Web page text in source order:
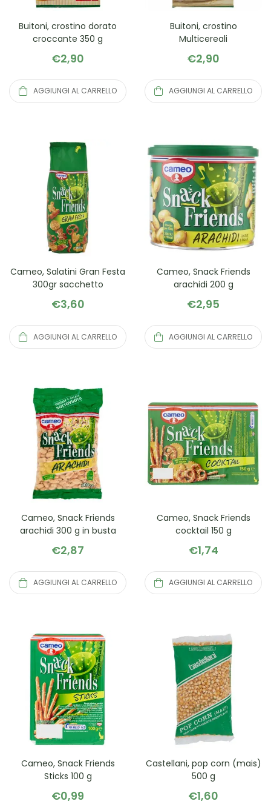
Buitoni, crostino dorato
croccante 350 g
€2,90
AGGIUNGI AL CARRELLO
Buitoni, crostino
Multicereali
€2,90
AGGIUNGI AL CARRELLO
Cameo, Salatini Gran Festa
300gr sacchetto
€3,60
AGGIUNGI AL CARRELLO
Cameo, Snack Friends
arachidi 200 g
€2,95
AGGIUNGI AL CARRELLO
Cameo, Snack Friends
arachidi 300 g in busta
€2,87
AGGIUNGI AL CARRELLO
Cameo, Snack Friends
cocktail 150 g
€1,74
AGGIUNGI AL CARRELLO
Cameo, Snack Friends
Sticks 100 g
€0,99
Castellani, pop corn (mais)
500 g
€1,60